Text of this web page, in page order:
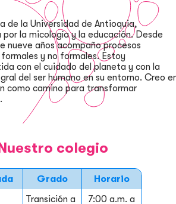
de la Universidad de Antioquia,
por la micología y la educación. Desde
nueve años acompaño procesos
y no formales. Estoy
con el cuidado del planeta y con la
del ser humano en su entorno. Creo
como camino para transformar
colegio
Grado Horario
Transición a
7:00 a.m. a